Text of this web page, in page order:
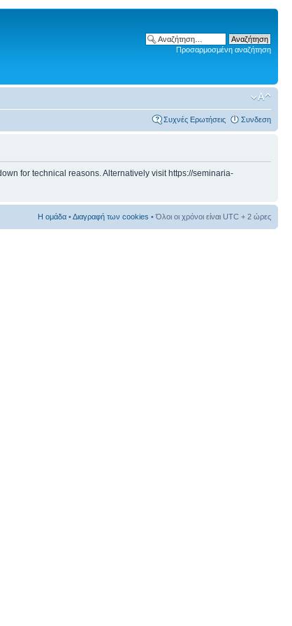
Προσαρμοσμένη αναζήτηση
Συχνές Ερωτήσεις Συνδεση
down for technical reasons. Alternatively visit https://seminaria-
Η ομάδα •Διαγραφή των cookies • Όλοι οι χρόνοι είναι UTC + 2 ώρες